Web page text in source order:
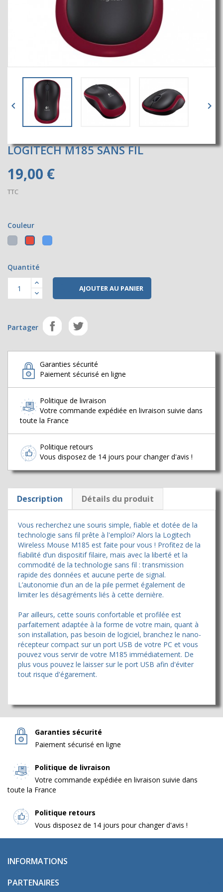
 
LOGITECH M185 SANS FIL
19,00 €
TTC
Couleur
Gris
RougeBleu
Quantité
AJOUTER AU PANIER
Partager
Garanties sécurité
Paiement sécurisé en ligne
Politique de livraison
Votre commande expédiée en livraison suivie dans
toute la France
Politique retours
Vous disposez de 14 jours pour changer d'avis !
Description Détails du produit
Vous recherchez une souris simple, fiable et dotée de la
technologie sans fil prête à l'emploi? Alors la Logitech
Wireless Mouse M185 est faite pour vous ! Profitez de la
fiabilité d’un dispositif filaire, mais avec la liberté et la
commodité de la technologie sans fil : transmission
rapide des données et aucune perte de signal.
L’autonomie d’un an de la pile permet également de
limiter les désagréments liés à cette dernière.
Par ailleurs, cette souris confortable et profilée est
parfaitement adaptée à la forme de votre main, quant à
son installation, pas besoin de logiciel, branchez le nano-
récepteur compact sur un port USB de votre PC et vous
pouvez vous servir de votre M185 immédiatement. De
plus vous pouvez le laisser sur le port USB afin d'éviter
tout risque d'égarement.
Garanties sécurité
Paiement sécurisé en ligne
Politique de livraison
Votre commande expédiée en livraison suivie dans
toute la France
Politique retours
Vous disposez de 14 jours pour changer d'avis !
INFORMATIONS
PARTENAIRES